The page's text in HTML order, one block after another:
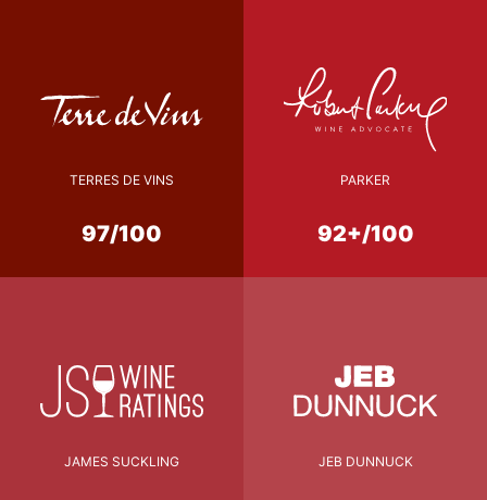
TERRES DE VINS
97/100
PARKER
92+/100
JAMES SUCKLING JEB DUNNUCK